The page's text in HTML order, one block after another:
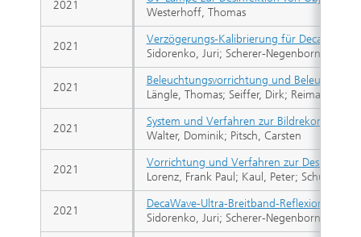
Westerhoff, Thomas
Verzögerungs-Kalibrierung für Decawave
Sidorenko, Juri; Scherer-Negenborn,
Beleuchtungsvorrichtung und
Längle, Thomas; Seiffer, Dirk; Reimann,
System und Verfahren zur
Walter, Dominik; Pitsch, Carsten
Vorrichtung und Verfahren zur
Lorenz, Frank Paul; Kaul, Peter; Schulze,
DecaWave-Ultra-Breitband-Reflexions-
Sidorenko, Juri; Scherer-Negenborn,
2021
2021
2021
2021
2021
2021